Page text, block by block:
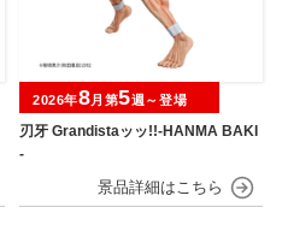
刃牙 Grandistaッッ!!-HANMA BAKI
-
2026年8月第5週～登場